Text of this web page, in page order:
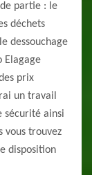
partie : le
déchets
dessouchage
Elagage
prix
un travail
sécurité ainsi
vous trouvez
disposition